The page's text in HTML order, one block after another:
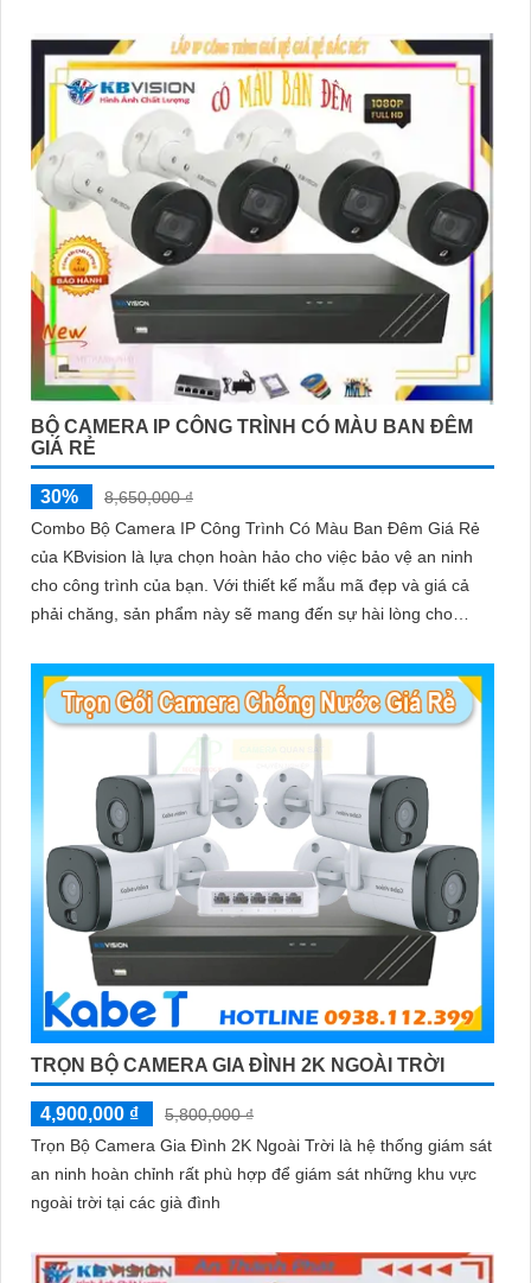
BỘ CAMERA IP CÔNG TRÌNH CÓ MÀU BAN ĐÊM
GIÁ RẺ
30%
8,650,000 ₫
Combo Bộ Camera IP Công Trình Có Màu Ban Đêm Giá Rẻ
của KBvision là lựa chọn hoàn hảo cho việc bảo vệ an ninh
cho công trình của bạn. Với thiết kế mẫu mã đẹp và giá cả
phải chăng, sản phẩm này sẽ mang đến sự hài lòng cho
TRỌN BỘ CAMERA GIA ĐÌNH 2K NGOÀI TRỜI
4,900,000 ₫
5,800,000 ₫
Trọn Bộ Camera Gia Đình 2K Ngoài Trời là hệ thống giám sát
an ninh hoàn chỉnh rất phù hợp để giám sát những khu vực
ngoài trời tại các già đình